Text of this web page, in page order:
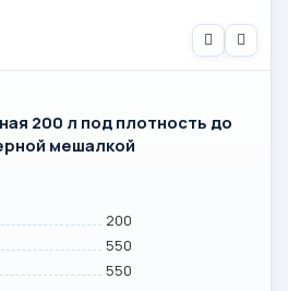
200 л под плотность до
мешалкой
200
550
550